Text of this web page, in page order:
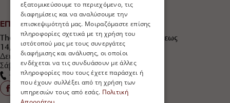
ΕΠΙΚΟΙΝΩΝΙΑ
The Wine Shop "750ml Winederful ideas®" Άρεως
14, Παλαιό Φάληρο, ΤΚ 17562
Δευτέρα έως Παρασκευή 10:30 - 21:30
Σάββατο 10:30 - 21:30
+30 2109 813 333
εξατομικεύσουμε το περιεχόμενο, τις
διαφημίσεις και να αναλύσουμε την
επισκεψιμότητά μας. Μοιραζόμαστε επίσης
πληροφορίες σχετικά με τη χρήση του
ιστότοπού μας με τους συνεργάτες
διαφήμισης και ανάλυσης, οι οποίοι
ενδέχεται να τις συνδυάσουν με άλλες
πληροφορίες που τους έχετε παράσχει ή
που έχουν συλλέξει από τη χρήση των
υπηρεσιών τους από εσάς. Πολιτική